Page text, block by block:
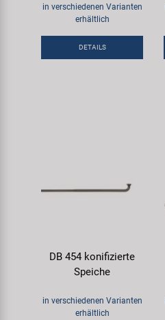
in verschiedenen Varianten
erhältlich
DETAILS
DB 454 konifizierte
Speiche
in verschiedenen Varianten
erhältlich